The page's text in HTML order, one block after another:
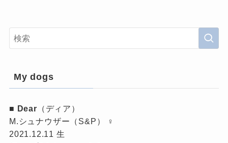
My dogs
■ Dear （ディア）
M.シュナウザー（S&P） ♀
2021.12.11 生